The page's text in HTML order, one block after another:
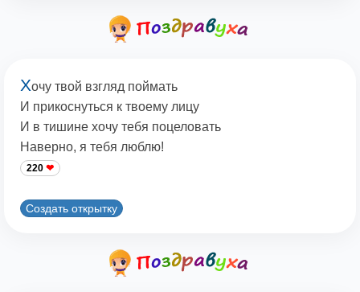
Хочу твой взгляд поймать
И прикоснуться к твоему лицу
И в тишине хочу тебя поцеловать
Наверно, я тебя люблю!
220
Создать открытку